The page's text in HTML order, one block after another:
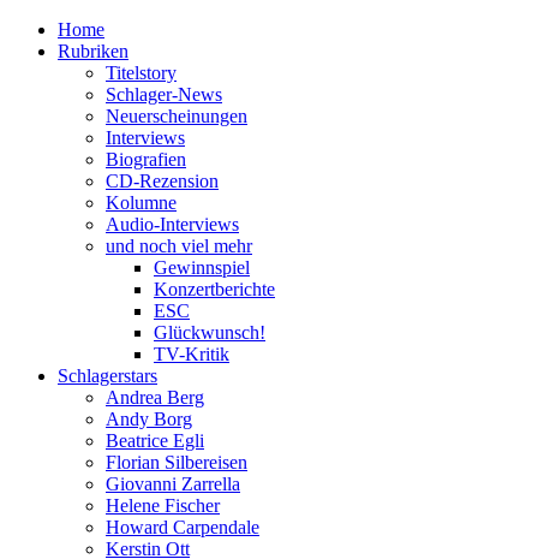
Home
Rubriken
Titelstory
Schlager-News
Neuerscheinungen
Interviews
Biografien
CD-Rezension
Kolumne
Audio-Interviews
und noch viel mehr
Gewinnspiel
Konzertberichte
ESC
Glückwunsch!
TV-Kritik
Schlagerstars
Andrea Berg
Andy Borg
Beatrice Egli
Florian Silbereisen
Giovanni Zarrella
Helene Fischer
Howard Carpendale
Kerstin Ott